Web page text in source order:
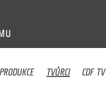
PRODUKCE TVŮRCI CDF TV